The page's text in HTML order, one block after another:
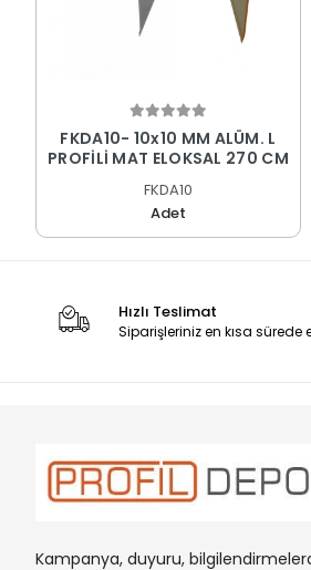
FKDA10- 10x10 MM ALÜM. L
PROFİLİ MAT ELOKSAL 270 CM
FKDA10
Adet
Hızlı Teslimat
Siparişleriniz en kısa sürede
Kampanya, duyuru,